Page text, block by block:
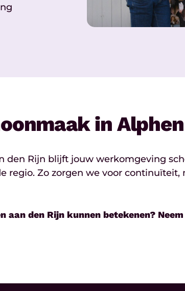
in
Rijn blijft jouw werkomgeving
regio. Zo zorgen we voor
den Rijn kunnen betekenen? Neem